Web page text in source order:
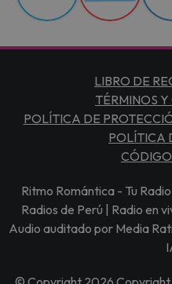
LIBRO DE
TÉRMINOS
POLÍTICA DE
POLÍTICA
Ritmo Romántica - Tu
Radios de Perú | Radio en
Audio auditado por Media